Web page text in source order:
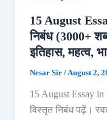
15 August
निबंध (3000+
इतिहास, महत्व,
Nesar Sir /August 2,
15 August Essay
विस्तृत निबंध पढ़ें।